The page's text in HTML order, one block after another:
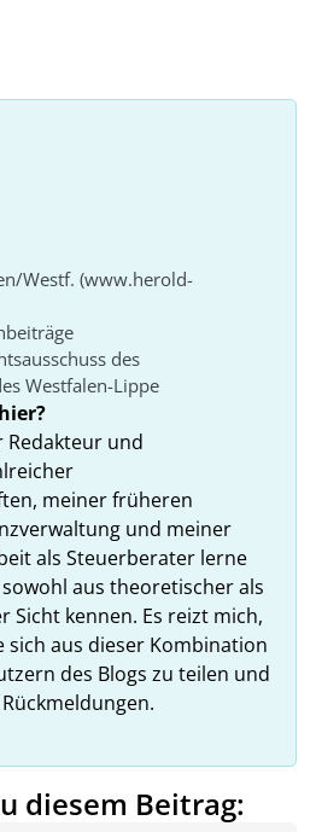
Westf. (www.herold-
des
Westfalen-Lippe
und
meiner früheren
und meiner
als Steuerberater lerne
aus theoretischer als
Sicht kennen. Es reizt mich,
sich aus dieser Kombination
des Blogs zu teilen und
diesem Beitrag: